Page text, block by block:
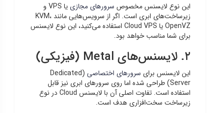
این نوع لایسنس مخصوص سرورهای مجازی
یا VPS و
زیرساخت‌های ابری است. اگر از سرویس‌هایی مانند KVM،
OpenVZ یا Cloud VPS استفاده می‌کنید، این نوع لایسنس
برای شما مناسب خواهد بود.
۲. لایسنس‌های Metal (فیزیکی)
این لایسنس برای سرورهای اختصاصی (Dedicated
Server) طراحی شده اما روی سرورهای ابری نیز قابل
استفاده است. تفاوت اصلی آن با لایسنس Cloud در نوع
زیرساخت سخت‌افزاری هدف است.